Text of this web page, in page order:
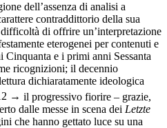
dell’assenza di analisi a
contraddittorio della sua
di offrire un’interpretazione
eterogenei per contenuti e
e i primi anni Sessanta
ricognizioni; il decennio
dichiaratamente ideologica
→ il progressivo fiorire – grazie,
dalle messe in scena dei Letzte
che hanno gettato luce su una